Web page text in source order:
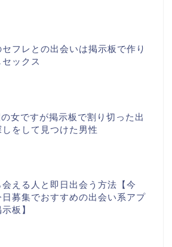
セフレとの出会いは掲示板で作り
ックス
女ですが掲示板で割り切った出
しをして見つけた男性
会える人と即日出会う方法【今
日募集でおすすめの出会い系アプ
板】